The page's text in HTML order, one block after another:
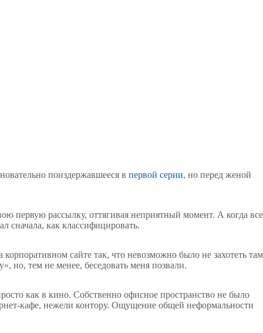
поиздержавшееся в первой серии, но перед женой
первую рассылку, оттягивая неприятный момент. А когда все
сначала, как классифицировать.
сайте так, что невозможно было не захотеть там
но, тем не менее, беседовать меня позвали.
как в кино. Собственно офисное пространство не было
кафе, нежели контору. Ощущение общей неформальности